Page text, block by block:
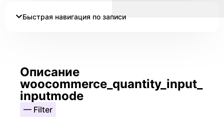
Быстрая навигация по записи
Описание
woocommerce_quantity_input_
inputmode
— Filter